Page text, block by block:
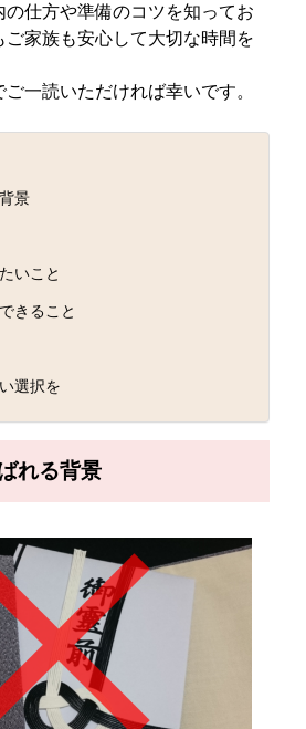
の仕方や準備のコツを知ってお
ご家族も安心して大切な時間を
一読いただければ幸いです。
景
いこと
きること
選択を
れる背景